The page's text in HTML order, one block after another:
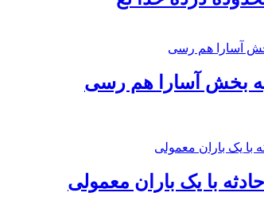
به بخش آسارا هم رسی
با یک باران معمولی